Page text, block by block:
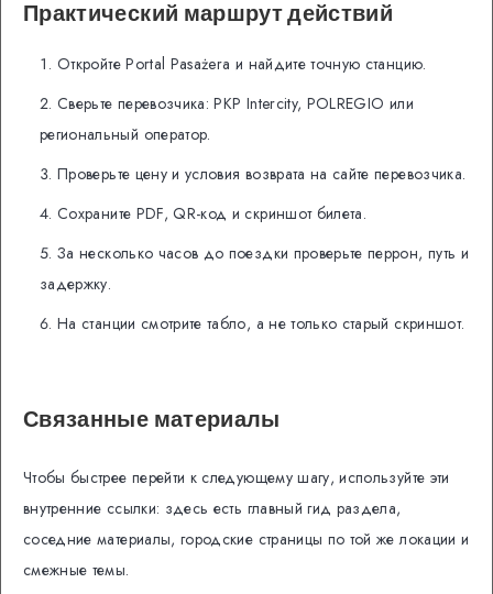
Практический маршрут действий
Откройте Portal Pasażera и найдите точную станцию.
Сверьте перевозчика: PKP Intercity, POLREGIO или
региональный оператор.
Проверьте цену и условия возврата на сайте перевозчика.
Сохраните PDF, QR-код и скриншот билета.
За несколько часов до поездки проверьте перрон, путь и
задержку.
На станции смотрите табло, а не только старый скриншот.
Связанные материалы
Чтобы быстрее перейти к следующему шагу, используйте эти
внутренние ссылки: здесь есть главный гид раздела,
соседние материалы, городские страницы по той же локации и
смежные темы.